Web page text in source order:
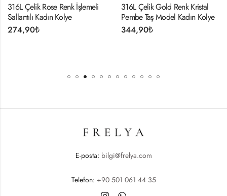
316L Çelik Rose Renk İşlemeli
Sallantılı Kadın Kolye
274,90₺
316L Çelik Gold Renk Kristal
Pembe Taş Model Kadın Kolye
344,90₺
E-posta: bilgi@frelya.com
Telefon: +90 501 061 44 35